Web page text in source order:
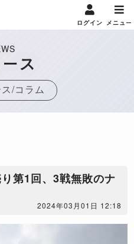
ログイン メニュー
ス
/コラム
第1回、3戦無敗のナ
2024年03月01日 12:18